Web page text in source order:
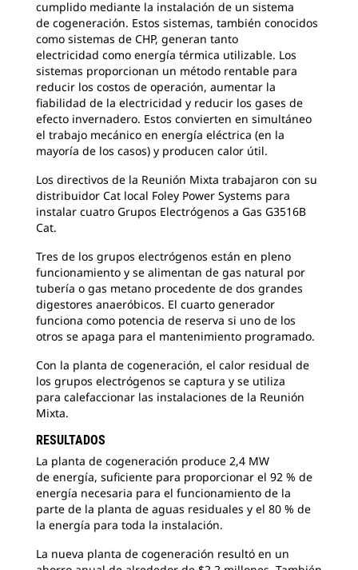
cumplido mediante la instalación de un sistema
de cogeneración. Estos sistemas, también conocidos
como sistemas de CHP, generan tanto
electricidad como energía térmica utilizable. Los
sistemas proporcionan un método rentable para
reducir los costos de operación, aumentar la
fiabilidad de la electricidad y reducir los gases de
efecto invernadero. Estos convierten en simultáneo
el trabajo mecánico en energía eléctrica (en la
mayoría de los casos) y producen calor útil.
Los directivos de la Reunión Mixta trabajaron con su
distribuidor Cat local Foley Power Systems para
instalar cuatro Grupos Electrógenos a Gas G3516B
Cat.
Tres de los grupos electrógenos están en pleno
funcionamiento y se alimentan de gas natural por
tubería o gas metano procedente de dos grandes
digestores anaeróbicos. El cuarto generador
funciona como potencia de reserva si uno de los
otros se apaga para el mantenimiento programado.
Con la planta de cogeneración, el calor residual de
los grupos electrógenos se captura y se utiliza
para calefaccionar las instalaciones de la Reunión
Mixta.
RESULTADOS
La planta de cogeneración produce 2,4 MW
de energía, suficiente para proporcionar el 92 % de
energía necesaria para el funcionamiento de la
parte de la planta de aguas residuales y el 80 % de
la energía para toda la instalación.
La nueva planta de cogeneración resultó en un